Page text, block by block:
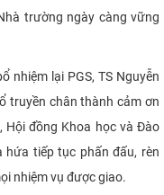
trường ngày càng vững
nhiệm lại PGS, TS Nguyễn
truyền chân thành cảm ơn
Hội đồng Khoa học và Đào
tiếp tục phấn đấu, rèn
nhiệm vụ đượcgiao.​